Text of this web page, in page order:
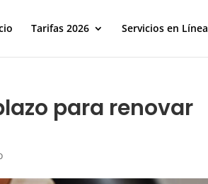
Tarifas 2026 Servicios en Línea
para renovar